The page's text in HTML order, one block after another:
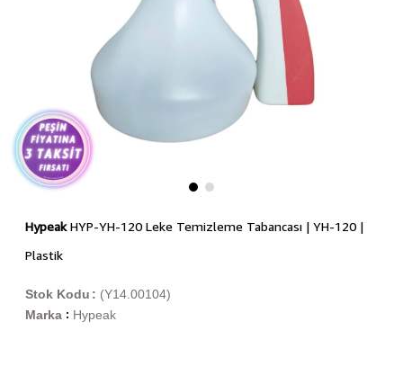
HypeakHYP-YH-120 Leke Temizleme Tabancası | YH-120 |
Plastik
(Y14.00104)
Stok Kodu
Marka : Hypeak